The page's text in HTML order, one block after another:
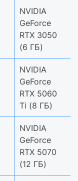
NVIDIA
GeForce
RTX 3050
(6 ГБ)
NVIDIA
GeForce
RTX 5060
Ti (8 ГБ)
NVIDIA
GeForce
RTX 5070
(12 ГБ)